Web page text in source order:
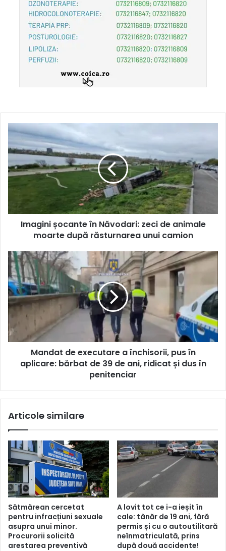
Imagini șocante în Năvodari: zeci de animale
moarte după răsturnarea unui camion
Mandat de executare a închisorii, pus în
aplicare: bărbat de 39 de ani, ridicat și dus în
penitenciar
Articole similare
Sătmărean cercetat
pentru infracțiuni sexuale
asupra unui minor.
Procurorii solicită
arestarea preventivă
A lovit tot ce i-a ieșit în
cale: tânăr de 19 ani, fără
permis și cu o autoutilitară
neînmatriculată, prins
după două accidente!